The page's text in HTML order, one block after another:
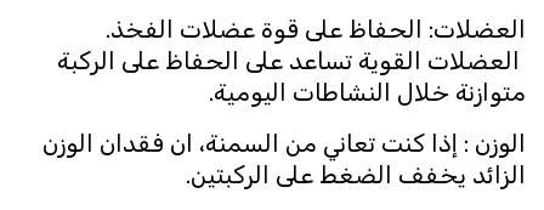
العضلات: الحفاظ على قوة عضلات الفخذ.
العضلات القوية تساعد على الحفاظ على الركبة
متوازنة خلال النشاطات اليومية.
الوزن : إذا كنت تعاني من السمنة، ان فقدان الوزن
الزائد يخفف الضغط على الركبتين.